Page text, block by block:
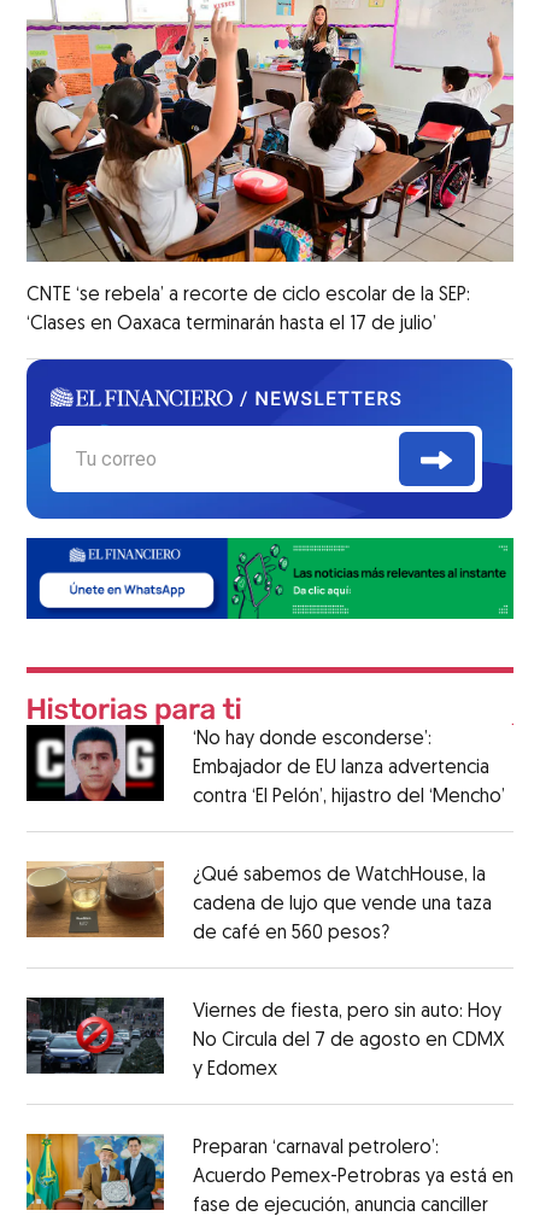
CNTE ‘se rebela’ a recorte de ciclo escolar de la SEP:
‘Clases en Oaxaca terminarán hasta el 17 de julio’
‘No hay donde esconderse’:
Embajador de EU lanza advertencia
contra ‘El Pelón’, hijastro del ‘Mencho’
¿Qué sabemos de WatchHouse, la
cadena de lujo que vende una taza
de café en 560 pesos?
Viernes de fiesta, pero sin auto: Hoy
No Circula del 7 de agosto en CDMX
y Edomex
Preparan ‘carnaval petrolero’:
Acuerdo Pemex-Petrobras ya está en
fase de ejecución, anuncia canciller